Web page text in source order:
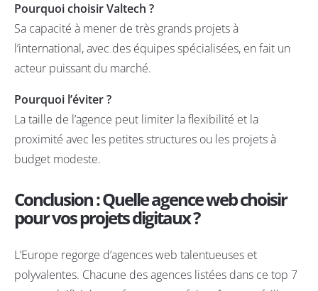
Pourquoi choisir Valtech ?
Sa capacité à mener de très grands projets à
l’international, avec des équipes spécialisées, en fait un
acteur puissant du marché.
Pourquoi l’éviter ?
La taille de l’agence peut limiter la flexibilité et la
proximité avec les petites structures ou les projets à
budget modeste.
Conclusion : Quelle agence web choisir
pour vos projets digitaux ?
L’Europe regorge d’agences web talentueuses et
polyvalentes. Chacune des agences listées dans ce top 7